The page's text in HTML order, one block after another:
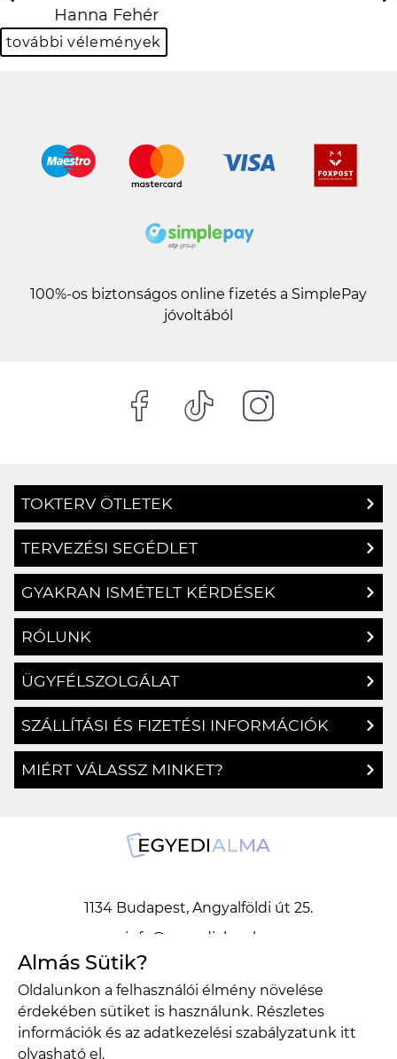
Krisztián Bulgur
Previous
további vélemények
100%-os biztonságos online fizetés a SimplePay
jóvoltából
TOKTERV ÖTLETEK
TERVEZÉSI SEGÉDLET
GYAKRAN ISMÉTELT KÉRDÉSEK
RÓLUNK
ÜGYFÉLSZOLGÁLAT
SZÁLLÍTÁSI ÉS FIZETÉSI INFORMÁCIÓK
MIÉRT VÁLASSZ MINKET?
1134 Budapest, Angyalföldi út 25.
info@egyedialma.hu
1134 Budapest, Angyalföldi út 25.
info@egyedialma.hu
Almás Sütik?
Oldalunkon a felhasználói élmény növelése
érdekében sütiket is használunk. Részletes
információk és az adatkezelési szabályzatunk itt
olvasható el.